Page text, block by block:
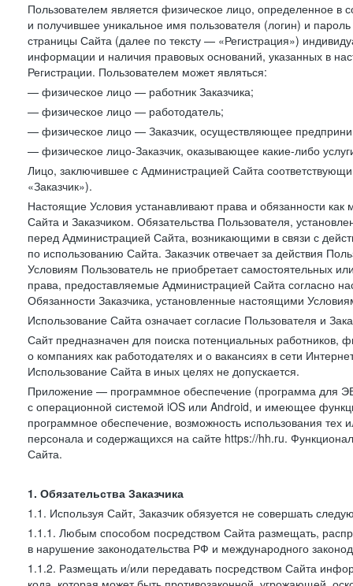
Пользователем является физическое лицо, определенное в
и получившее уникальное имя пользователя (логин) и
страницы Сайта (далее по тексту — «Регистрация»)
информации и наличия правовых оснований, указанных в
Регистрации. Пользователем может являться:
— физическое лицо — работник Заказчика;
— физическое лицо — работодатель;
— физическое лицо — Заказчик, осуществляющее
— физическое лицо-Заказчик, оказывающее какие-либо
Лицо, заключившее с Администрацией Сайта
«Заказчик»).
Настоящие Условия устанавливают права и обязанности
Сайта и Заказчиком. Обязательства Пользователя,
перед Администрацией Сайта, возникающими в связи с
по использованию Сайта. Заказчик отвечает за действия
Условиям Пользователь не приобретает самостоятельных
права, предоставляемые Администрацией Сайта согласно
Обязанности Заказчика, установленные настоящими
Использование Сайта означает согласие Пользователя и
Сайт предназначен для поиска потенциальных
о компаниях как работодателях и о вакансиях в сети
Использование Сайта в иных целях не допускается.
Приложение — программное обеспечение (программа для
с операционной системой iOS или Android, и имеющее
программное обеспечение, возможность использования
персонала и содержащихся на сайте https://hh.ru.
Сайта.
1. Обязательства Заказчика
1.1. Используя Сайт, Заказчик обязуется не совершать
1.1.1. Любым способом посредством Сайта размещать,
в нарушение законодательства РФ и международного
1.1.2. Размещать и/или передавать посредством Сайта